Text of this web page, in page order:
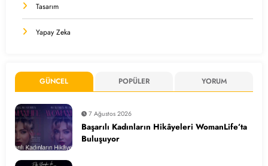
Tasarım
Yapay Zeka
GÜNCEL POPÜLER YORUM
7 Ağustos 2026
Başarılı Kadınların Hikâyeleri WomanLife’ta
Buluşuyor